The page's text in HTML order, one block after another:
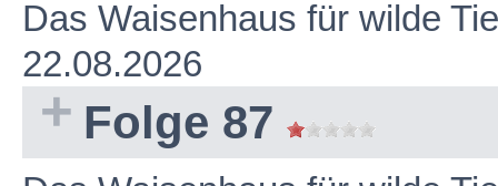
Das Waisenhaus für wilde
22.08.2026
Folge 87